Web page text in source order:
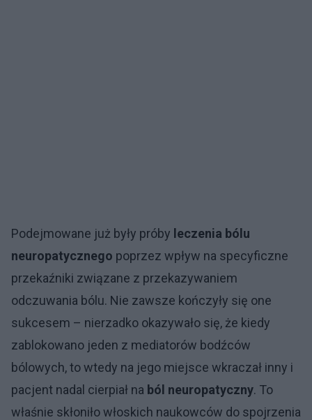
Podejmowane już były próby leczenia bólu
neuropatycznego poprzez wpływ na specyficzne
przekaźniki związane z przekazywaniem
odczuwania bólu. Nie zawsze kończyły się one
sukcesem – nierzadko okazywało się, że kiedy
zablokowano jeden z mediatorów bodźców
bólowych, to wtedy na jego miejsce wkraczał inny i
pacjent nadal cierpiał na ból neuropatyczny. To
właśnie skłoniło włoskich naukowców do spojrzenia